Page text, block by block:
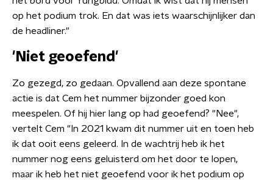
op het podium trok. En dat was iets waarschijnlijker dan
de headliner."
'Niet geoefend'
Zo gezegd, zo gedaan. Opvallend aan deze spontane
actie is dat Cem het nummer bijzonder goed kon
meespelen. Of hij hier lang op had geoefend? "Nee",
vertelt Cem "In 2021 kwam dit nummer uit en toen heb
ik dat ooit eens geleerd. In de wachtrij heb ik het
nummer nog eens geluisterd om het door te lopen,
maar ik heb het niet geoefend voor ik het podium op